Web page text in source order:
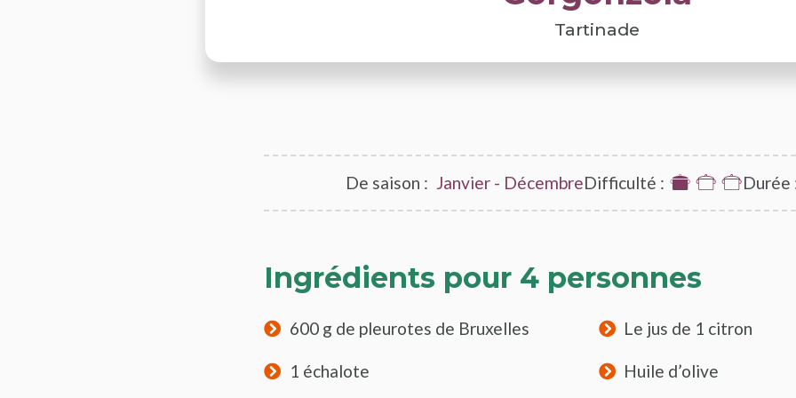
Tartinade
De saison : Janvier - DécembreDifficulté : 1
sur
Durée
Ingrédients pour 4 personnes
600 g de pleurotes de Bruxelles
1 échalote
Le jus de 1 citron
Huile d’olive